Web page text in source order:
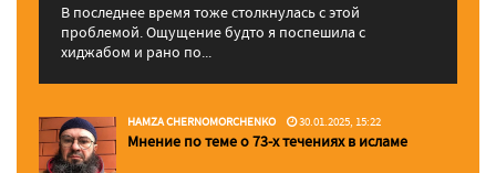
В последнее время тоже столкнулась с этой
проблемой. Ощущение будто я поспешила с
хиджабом и рано по...
HAMZA CHERNOMORCHENKO 30.01.2025, 15:22
Мнение по теме о 73-х течениях в исламе